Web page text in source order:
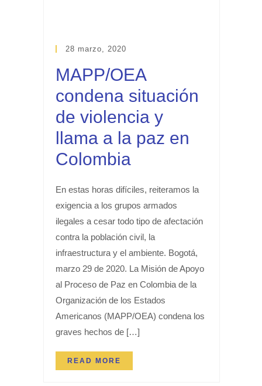
28 marzo, 2020
MAPP/OEA
condena situación
de violencia y
llama a la paz en
Colombia
En estas horas difíciles, reiteramos la
exigencia a los grupos armados
ilegales a cesar todo tipo de afectación
contra la población civil, la
infraestructura y el ambiente. Bogotá,
marzo 29 de 2020. La Misión de Apoyo
al Proceso de Paz en Colombia de la
Organización de los Estados
Americanos (MAPP/OEA) condena los
graves hechos de […]
READ MORE